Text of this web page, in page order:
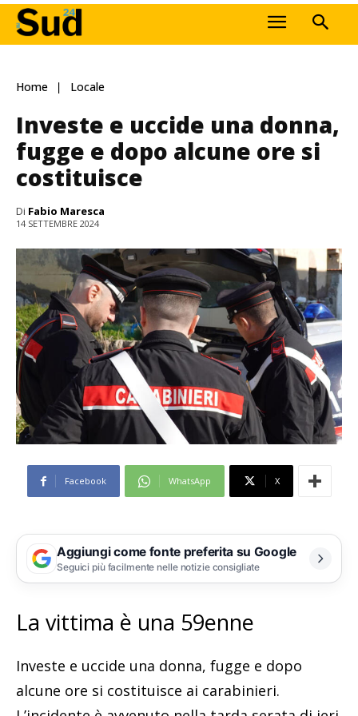
Home Locale
Investe e uccide una donna,
fugge e dopo alcune ore si
costituisce
Di Fabio Maresca
14 SETTEMBRE 2024
Facebook WhatsApp X
Aggiungi come fonte preferita su Google
Seguici più facilmente nelle notizie consigliate
La vittima è una 59enne
Investe e uccide una donna, fugge e dopo
alcune ore si costituisce ai carabinieri.